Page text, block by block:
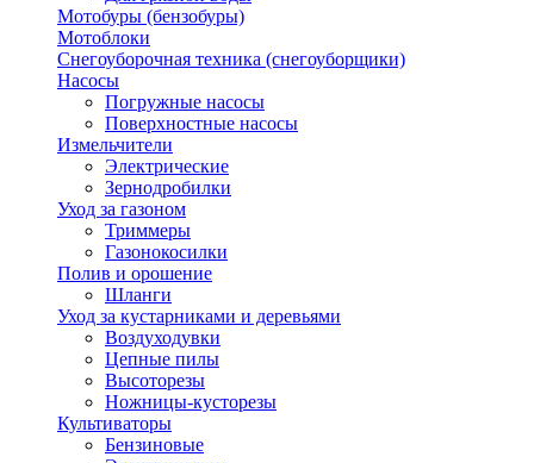
Мотобуры (бензобуры)
Мотоблоки
Снегоуборочная техника (снегоуборщики)
Насосы
Погружные насосы
Поверхностные насосы
Измельчители
Электрические
Зернодробилки
Уход за газоном
Триммеры
Газонокосилки
Полив и орошение
Шланги
Уход за кустарниками и деревьями
Воздуходувки
Цепные пилы
Высоторезы
Ножницы-кусторезы
Культиваторы
Бензиновые